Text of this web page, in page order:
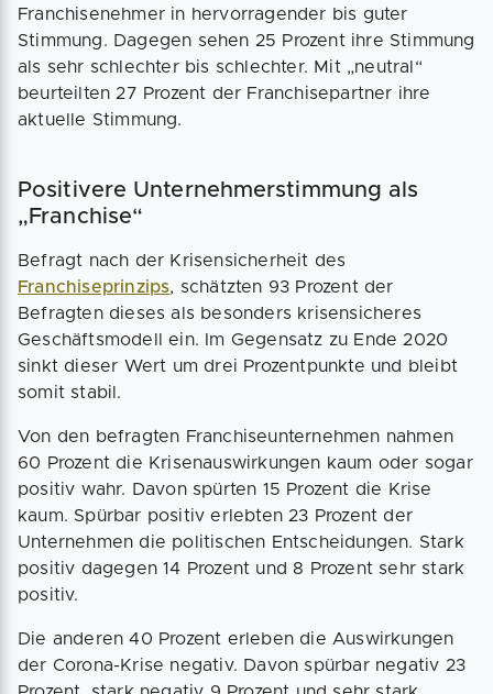
Franchisenehmer in hervorragender bis guter
Stimmung. Dagegen sehen 25 Prozent ihre Stimmung
als sehr schlechter bis schlechter. Mit „neutral“
beurteilten 27 Prozent der Franchisepartner ihre
aktuelle Stimmung.
Positivere Unternehmerstimmung als
„Franchise“
Befragt nach der Krisensicherheit des
Franchiseprinzips, schätzten 93 Prozent der
Befragten dieses als besonders krisensicheres
Geschäftsmodell ein. Im Gegensatz zu Ende 2020
sinkt dieser Wert um drei Prozentpunkte und bleibt
somit stabil.
Von den befragten Franchiseunternehmen nahmen
60 Prozent die Krisenauswirkungen kaum oder sogar
positiv wahr. Davon spürten 15 Prozent die Krise
kaum. Spürbar positiv erlebten 23 Prozent der
Unternehmen die politischen Entscheidungen. Stark
positiv dagegen 14 Prozent und 8 Prozent sehr stark
positiv.
Die anderen 40 Prozent erleben die Auswirkungen
der Corona-Krise negativ. Davon spürbar negativ 23